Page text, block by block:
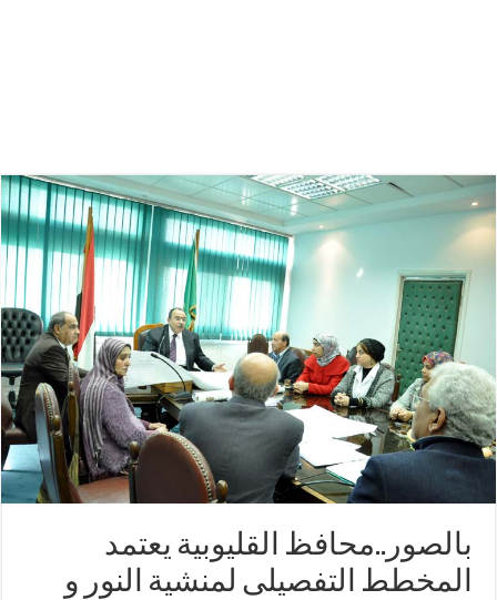
بالصور..محافظ القليوبية يعتمد
المخطط التفصيلى لمنشية النور و